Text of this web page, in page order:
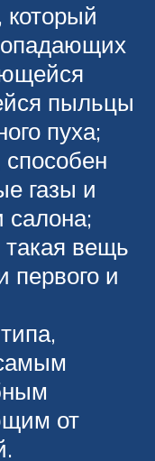
который
пыльцы
пуха;
способен
газы и
салона;
такая вещь
первого и
от